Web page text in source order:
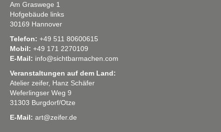
Am Graswege 1
Hofgebäude links
30169 Hannover
Telefon: +49 511 80600615
Mobil: +49 171 2270109
E-Mail: info@sichtbarmachen.com
Veranstaltungen auf dem Land:
Atelier zeifer, Hanz Schäfer
Weferlingser Weg 9
31303 Burgdorf/Otze
E-Mail: art@zeifer.de